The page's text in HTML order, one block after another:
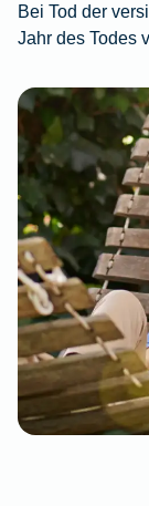
Bei Tod der
Jahr des Todes